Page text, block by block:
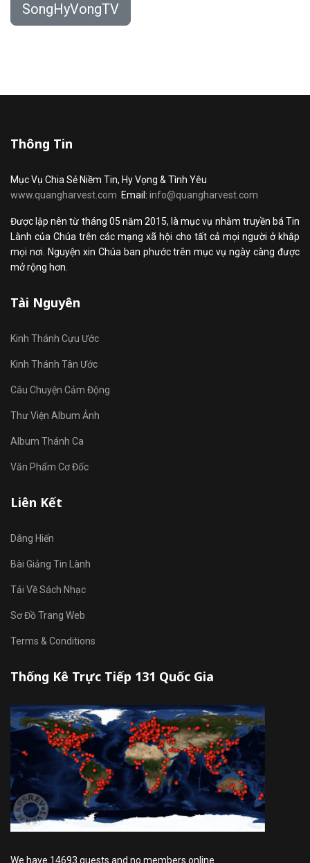
SongHyVongTV
Thông Tin
Mục Vụ Chia Sẻ Niềm Tin, Hy Vọng & Tình Yêu
www.quangharvest.com Email: info@quangharvest.com
Được lập nên từ tháng 05 năm 2015, là mục vụ nhằm truyền bá Tin
Lành của Chúa trên các mạng xã hội cho tất cả mọi người ở khắp
mọi nơi. Nguyện xin Chúa ban phước trên mục vụ ngày càng được
mở rộng hơn.
Tài Nguyên
Kinh Thánh Cựu Ước
Kinh Thánh Tân Ước
Câu Chuyện Cảm Động
Thư Viện Album Ảnh
Album Thánh Ca
Văn Phẩm Cơ Đốc
Liên Kết
Dâng Hiến
Bài Giảng Tin Lành
Tải Về Sách Nhạc
Sơ Đồ Trang Web
Terms & Conditions
Thống Kê Trực Tiếp 131 Quốc Gia
We have 14693 guests and no members online